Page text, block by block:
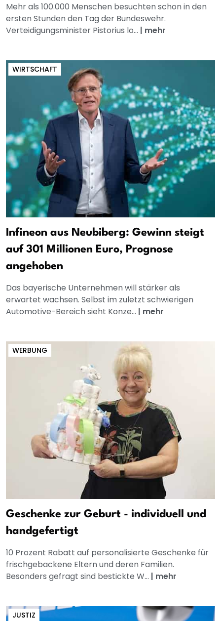
Mehr als 100.000 Menschen besuchten schon in den
ersten Stunden den Tag der Bundeswehr.
Verteidigungsminister Pistorius lo... | mehr
WIRTSCHAFT
Infineon aus Neubiberg: Gewinn steigt
auf 301 Millionen Euro, Prognose
angehoben
Das bayerische Unternehmen will stärker als
erwartet wachsen. Selbst im zuletzt schwierigen
Automotive-Bereich sieht Konze... | mehr
WERBUNG
Geschenke zur Geburt - individuell und
handgefertigt
10 Prozent Rabatt auf personalisierte Geschenke für
frischgebackene Eltern und deren Familien.
Besonders gefragt sind bestickte W... | mehr
JUSTIZ